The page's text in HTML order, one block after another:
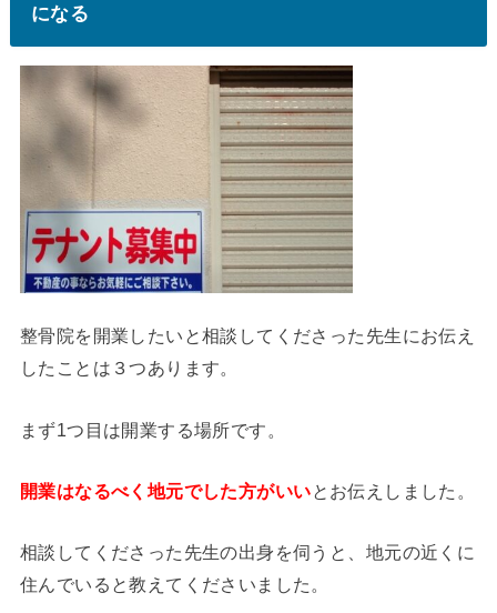
になる
整骨院を開業したいと相談してくださった先生にお伝え
したことは３つあります。
まず1つ目は開業する場所です。
開業はなるべく地元でした方がいいとお伝えしました。
相談してくださった先生の出身を伺うと、地元の近くに
住んでいると教えてくださいました。